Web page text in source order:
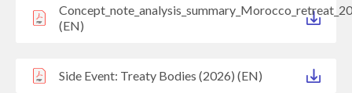
(EN)
Side Event: Treaty Bodies (2026) (EN)